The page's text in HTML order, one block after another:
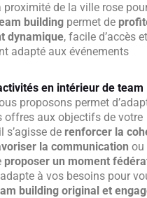
proximité de la ville rose
building permet de
dynamique, facile d’accès et
adapté aux événements
en intérieur de team
proposons permet
offres aux objectifs de votre
s’agisse de renforcer la
la communication ou
proposer un moment
à vos besoins pour
building original et